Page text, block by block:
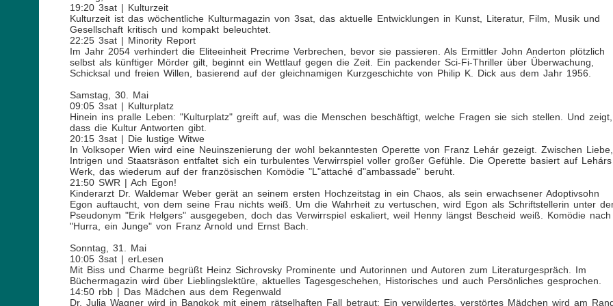
19:20 3sat | Kulturzeit
Kulturzeit ist das wöchentliche Kulturmagazin von 3sat, das aktuelle Entwicklungen in Kunst, Literatur, Film, Musik und
Gesellschaft kritisch und kompakt beleuchtet.
22:25 3sat | Minority Report
Im Jahr 2054 verhindert die Eliteeinheit Precrime Verbrechen, bevor sie passieren. Als Ermittler John Anderton plötzlich
selbst als künftiger Mörder gilt, beginnt ein Wettlauf gegen die Zeit. Ein packender Sci-Fi-Thriller über Überwachung,
Schicksal und freien Willen, basierend auf der gleichnamigen Kurzgeschichte von Philip K. Dick aus dem Jahr 1956.
Samstag, 30. Mai
09:05 3sat | Kulturplatz
Hinein ins pralle Leben: "Kulturplatz" greift auf, was die Menschen beschäftigt, welche Fragen sie sich stellen. Und zeigt,
dass die Kultur Antworten gibt.
20:15 3sat | Die lustige Witwe
In Volksoper Wien wird eine Neuinszenierung der wohl bekanntesten Operette von Franz Lehár gezeigt. Zwischen Liebe,
Intrigen und Staatsräson entfaltet sich ein turbulentes Verwirrspiel voller großer Gefühle. Die Operette basiert auf Lehárs
Werk, das wiederum auf der französischen Komödie "L"attaché d"ambassade" beruht.
21:50 SWR | Ach Egon!
Kinderarzt Dr. Waldemar Weber gerät an seinem ersten Hochzeitstag in ein Chaos, als sein erwachsener Adoptivsohn
Egon auftaucht, von dem seine Frau nichts weiß. Um die Wahrheit zu vertuschen, wird Egon als Schriftstellerin unter
Pseudonym "Erik Helgers" ausgegeben, doch das Verwirrspiel eskaliert, weil Henny längst Bescheid weiß. Komödie nach
"Hurra, ein Junge" von Franz Arnold und Ernst Bach.
Sonntag, 31. Mai
10:05 3sat | erLesen
Mit Biss und Charme begrüßt Heinz Sichrovsky Prominente und Autorinnen und Autoren zum Literaturgespräch. Im
Büchermagazin wird über Lieblingslektüre, aktuelles Tagesgeschehen, Historisches und auch Persönliches gesprochen.
14:50 rbb | Das Mädchen aus dem Regenwald
Dr. Julia Wagner wird in Bangkok mit einem rätselhaften Fall betraut: Ein verwildertes, verstörtes Mädchen wird am